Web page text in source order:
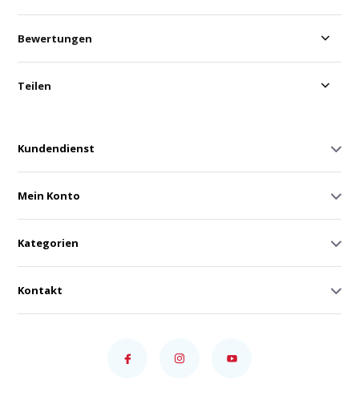
Bewertungen
Teilen
Kundendienst
Mein Konto
Kategorien
Kontakt